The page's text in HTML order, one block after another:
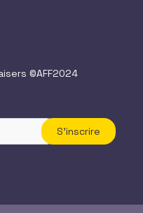
©AFF2024
S'inscrire